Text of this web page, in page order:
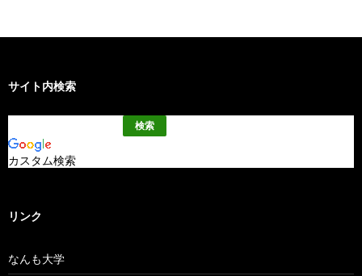
サイト内検索
カスタム検索
リンク
なんも大学